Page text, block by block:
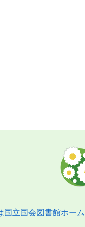
国立国会図書館ホー